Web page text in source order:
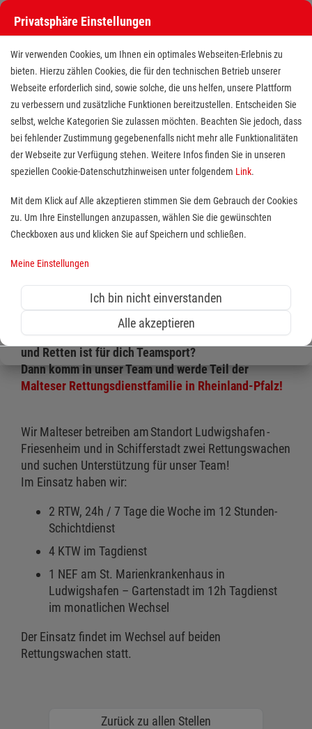
Notfallsanitäter (m/w/d)
Standort(e): Ludwigshafen, Schifferstadt
in Vollzeit, in Teilzeit (mind. 19,5 Std.), unbefristet,
ab sofort
Du bist Notfallsanitäter (m/w/d) aus Leidenschaft
und Retten ist für dich Teamsport?
Dann komm in unser Team und werde Teil der
Malteser Rettungsdienstfamilie in Rheinland-Pfalz!
Wir Malteser betreiben am Standort Ludwigshafen -
Friesenheim und in Schifferstadt zwei Rettungswachen
und suchen Unterstützung für unser Team!
Im Einsatz haben wir:
2 RTW, 24h / 7 Tage die Woche im 12 Stunden-
Schichtdienst
4 KTW im Tagdienst
1 NEF am St. Marienkrankenhaus in
Ludwigshafen – Gartenstadt im 12h Tagdienst
im monatlichen Wechsel
Der Einsatz findet im Wechsel auf beiden
Rettungswachen statt.
Zurück zu allen Stellen
Privatsphäre Einstellungen
Wir verwenden Cookies, um Ihnen ein optimales Webseiten-Erlebnis zu
bieten. Hierzu zählen Cookies, die für den technischen Betrieb unserer
Webseite erforderlich sind, sowie solche, die uns helfen, unsere Plattform
zu verbessern und zusätzliche Funktionen bereitzustellen. Entscheiden Sie
selbst, welche Kategorien Sie zulassen möchten. Beachten Sie jedoch, dass
bei fehlender Zustimmung gegebenenfalls nicht mehr alle Funktionalitäten
der Webseite zur Verfügung stehen. Weitere Infos finden Sie in unseren
speziellen Cookie-Datenschutzhinweisen unter folgendem Link.
Mit dem Klick auf Alle akzeptieren stimmen Sie dem Gebrauch der Cookies
zu. Um Ihre Einstellungen anzupassen, wählen Sie die gewünschten
Checkboxen aus und klicken Sie auf Speichern und schließen.
Meine Einstellungen
Ich bin nicht einverstanden
Alle akzeptieren